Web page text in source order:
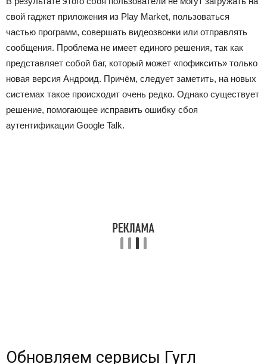
свой гаджет приложения из Play Market, пользоваться
частью программ, совершать видеозвонки или отправлять
сообщения. Проблема не имеет единого решения, так как
представляет собой баг, который может «пофиксить» только
новая версия Андроид. Причём, следует заметить, на новых
системах такое происходит очень редко. Однако существует
решение, помогающее исправить ошибку сбоя
аутентификации Google Talk.
Обновляем сервисы Гугл